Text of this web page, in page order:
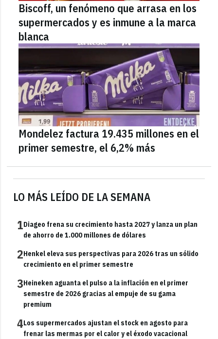
LO MÁS LEÍDO DE LA SEMANA
1Diageo frena su crecimiento hasta 2027 y lanza un plan
de ahorro de 1.000 millones de dólares
2Henkel eleva sus perspectivas para 2026 tras un sólido
crecimiento en el primer semestre
3Heineken aguanta el pulso a la inflación en el primer
semestre de 2026 gracias al empuje de su gama
premium
4Los supermercados ajustan el stock en agosto para
frenar las mermas por el calor y el éxodo vacacional
Biscoff, un fenómeno que arrasa en los
supermercados y es inmune a la marca
blanca
Mondelez factura 19.435 millones en el
primer semestre, el 6,2% más